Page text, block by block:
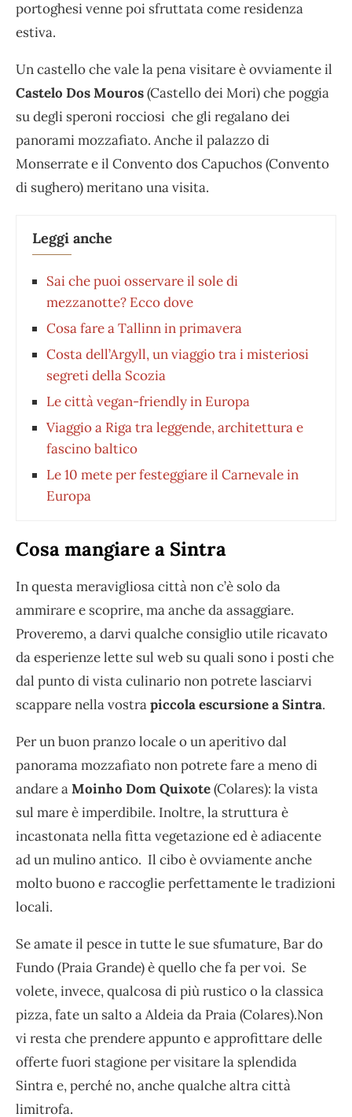
portoghesi venne poi sfruttata come residenza
estiva.
Un castello che vale la pena visitare è ovviamente il
Castelo Dos Mouros(Castello dei Mori) che poggia
su degli speroni rocciosi che gli regalano dei
panorami mozzafiato. Anche il palazzo di
Monserrate e il Convento dos Capuchos (Convento
di sughero) meritano una visita.
Leggi anche
Sai che puoi osservare il sole di
mezzanotte? Ecco dove
Cosa fare a Tallinn in primavera
Costa dell’Argyll, un viaggio tra i misteriosi
segreti della Scozia
Le città vegan-friendly in Europa
Viaggio a Riga tra leggende, architettura e
fascino baltico
Le 10 mete per festeggiare il Carnevale in
Europa
Cosa mangiare a Sintra
In questa meravigliosa città non c’è solo da
ammirare e scoprire, ma anche da assaggiare.
Proveremo, a darvi qualche consiglio utile ricavato
da esperienze lette sul web su quali sono i posti che
dal punto di vista culinario non potrete lasciarvi
scappare nella vostrapiccola escursione a Sintra.
Per un buon pranzo locale o un aperitivo dal
panorama mozzafiato non potrete fare a meno di
andare aMoinho Dom Quixote(Colares): la vista
sul mare è imperdibile. Inoltre, la struttura è
incastonata nella fitta vegetazione ed è adiacente
ad un mulino antico. Il cibo è ovviamente anche
molto buono e raccoglie perfettamente le tradizioni
locali.
Se amate il pesce in tutte le sue sfumature, Bar do
Fundo (Praia Grande) è quello che fa per voi. Se
volete, invece, qualcosa di più rustico o la classica
pizza, fate un salto a Aldeia da Praia (Colares).Non
vi resta che prendere appunto e approfittare delle
offerte fuori stagione per visitare la splendida
Sintra e, perché no, anche qualche altra città
limitrofa.